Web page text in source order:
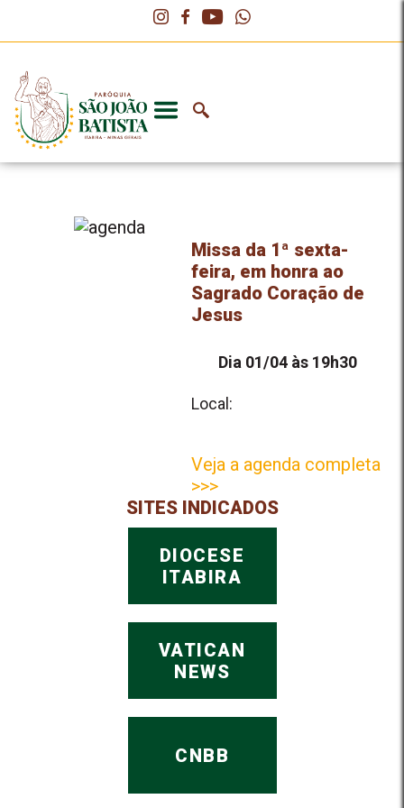
Missa da 1ª sexta-
feira, em honra ao
Sagrado Coração de
Jesus
Dia 01/04 às 19h30
Local:
Veja a agenda completa
>>>
SITES INDICADOS
DIOCESE
ITABIRA
VATICAN
NEWS
CNBB